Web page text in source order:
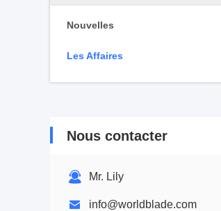
Nouvelles
Les Affaires
Nous contacter
Mr. Lily
info@worldblade.com